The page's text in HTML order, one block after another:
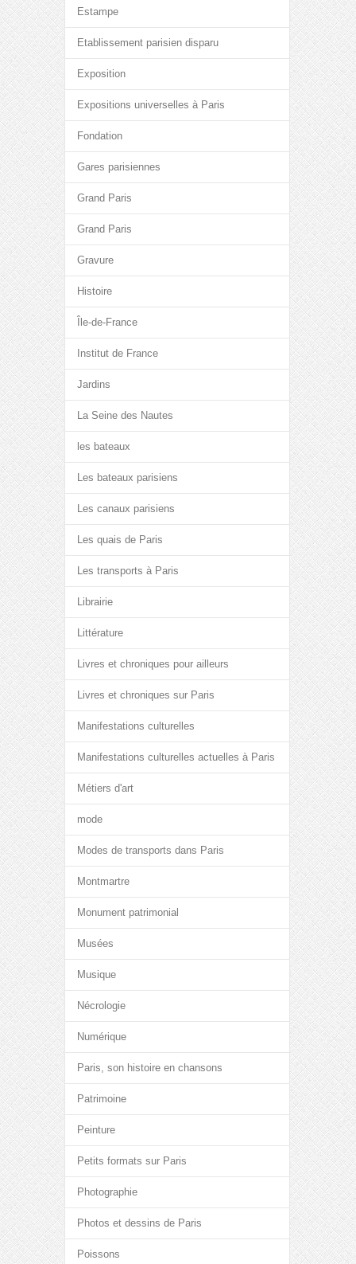
Estampe
Etablissement parisien disparu
Exposition
Expositions universelles à Paris
Fondation
Gares parisiennes
Grand Paris
Grand Paris
Gravure
Histoire
Île-de-France
Institut de France
Jardins
La Seine des Nautes
les bateaux
Les bateaux parisiens
Les canaux parisiens
Les quais de Paris
Les transports à Paris
Librairie
Littérature
Livres et chroniques pour ailleurs
Livres et chroniques sur Paris
Manifestations culturelles
Manifestations culturelles actuelles à Paris
Métiers d'art
mode
Modes de transports dans Paris
Montmartre
Monument patrimonial
Musées
Musique
Nécrologie
Numérique
Paris, son histoire en chansons
Patrimoine
Peinture
Petits formats sur Paris
Photographie
Photos et dessins de Paris
Poissons